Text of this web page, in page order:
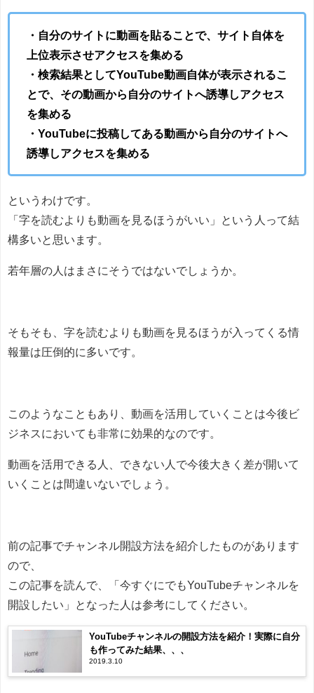
・自分のサイトに動画を貼ることで、サイト自体を
上位表示させアクセスを集める
・検索結果としてYouTube動画自体が表示されるこ
とで、その動画から自分のサイトへ誘導しアクセス
を集める
・YouTubeに投稿してある動画から自分のサイトへ
誘導しアクセスを集める
というわけです。
「字を読むよりも動画を見るほうがいい」という人って結
構多いと思います。
若年層の人はまさにそうではないでしょうか。
そもそも、字を読むよりも動画を見るほうが入ってくる情
報量は圧倒的に多いです。
このようなこともあり、動画を活用していくことは今後ビ
ジネスにおいても非常に効果的なのです。
動画を活用できる人、できない人で今後大きく差が開いて
いくことは間違いないでしょう。
前の記事でチャンネル開設方法を紹介したものがあります
ので、
この記事を読んで、「今すぐにでもYouTubeチャンネルを
開設したい」となった人は参考にしてください。
YouTubeチャンネルの開設方法を紹介！実際に自分
も作ってみた結果、、、
2019.3.10